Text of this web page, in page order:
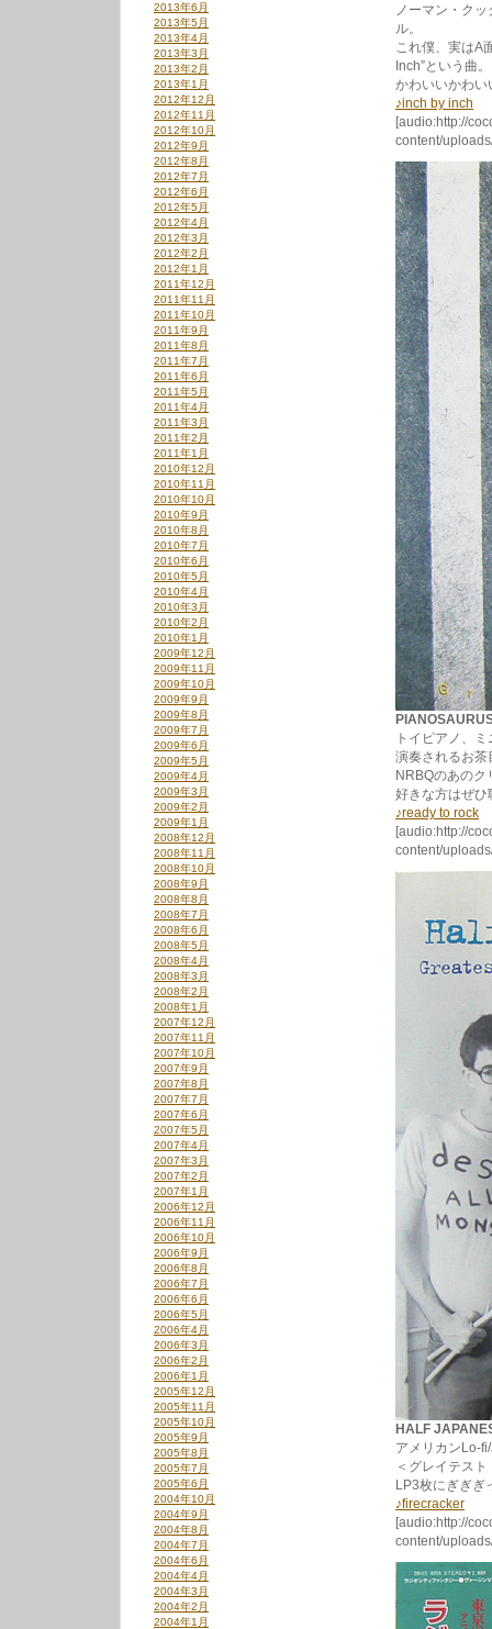
ノーマン・ク
ル。
これ僕、実はA
Inch”という曲。
かわいいかわい
♪inch by inch
[audio:http://
content/
トイピアノ、
演奏されるお茶
NRBQのあの
好きな方はぜひ
♪ready to rock
[audio:http://
content/
HALF
アメリカンLo-
＜グレイテス
LP3枚にぎぎぎ
♪firecracker
[audio:http://
content/
2013年6月
2013年5月
2013年4月
2013年3月
2013年2月
2013年1月
2012年12月
2012年11月
2012年10月
2012年9月
2012年8月
2012年7月
2012年6月
2012年5月
2012年4月
2012年3月
2012年2月
2012年1月
2011年12月
2011年11月
2011年10月
2011年9月
2011年8月
2011年7月
2011年6月
2011年5月
2011年4月
2011年3月
2011年2月
2011年1月
2010年12月
2010年11月
2010年10月
2010年9月
2010年8月
2010年7月
2010年6月
2010年5月
2010年4月
2010年3月
2010年2月
2010年1月
2009年12月
2009年11月
2009年10月
2009年9月
2009年8月
2009年7月
2009年6月
2009年5月
2009年4月
2009年3月
2009年2月
2009年1月
2008年12月
2008年11月
2008年10月
2008年9月
2008年8月
2008年7月
2008年6月
2008年5月
2008年4月
2008年3月
2008年2月
2008年1月
2007年12月
2007年11月
2007年10月
2007年9月
2007年8月
2007年7月
2007年6月
2007年5月
2007年4月
2007年3月
2007年2月
2007年1月
2006年12月
2006年11月
2006年10月
2006年9月
2006年8月
2006年7月
2006年6月
2006年5月
2006年4月
2006年3月
2006年2月
2006年1月
2005年12月
2005年11月
2005年10月
2005年9月
2005年8月
2005年7月
2005年6月
2004年10月
2004年9月
2004年8月
2004年7月
2004年6月
2004年4月
2004年3月
2004年2月
2004年1月